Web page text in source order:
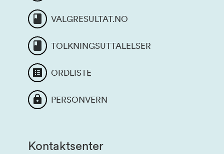
VALGRESULTAT.NO
TOLKNINGSUTTALELSER
ORDLISTE
PERSONVERN
Kontaktsenter